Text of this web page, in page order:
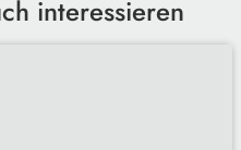
interessieren